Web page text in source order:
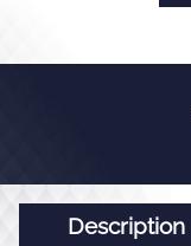
Description